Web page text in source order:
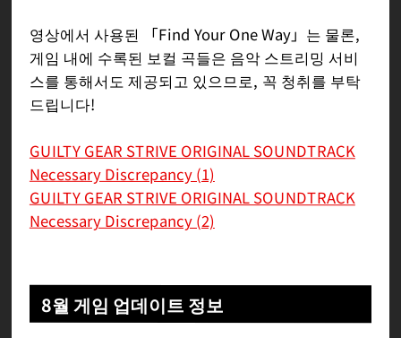
영상에서 사용된 「Find Your One Way」는 물론,
게임 내에 수록된 보컬 곡들은 음악 스트리밍 서비
스를 통해서도 제공되고 있으므로, 꼭 청취를 부탁
드립니다!
GUILTY GEAR STRIVE ORIGINAL SOUNDTRACK
Necessary Discrepancy (1)
GUILTY GEAR STRIVE ORIGINAL SOUNDTRACK
Necessary Discrepancy (2)
8월 게임 업데이트 정보